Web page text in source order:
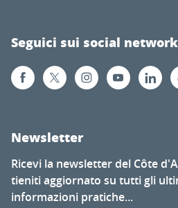
Seguici sui social network
Newsletter
Ricevi la newsletter del Côte
tieniti aggiornato su tutti gli
informazioni pratiche...